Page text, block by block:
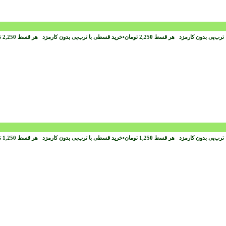
بدون کارمزد هر قسط 2,250 تومان•خرید قسطی با ترب‌پی بدون کارمزد هر قسط 2,250
بدون کارمزد هر قسط 1,250 تومان•خرید قسطی با ترب‌پی بدون کارمزد هر قسط 1,250